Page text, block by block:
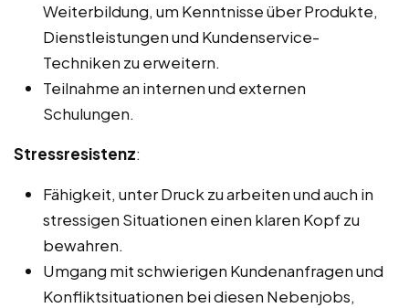
Weiterbildung, um Kenntnisse über Produkte,
Dienstleistungen und Kundenservice-
Techniken zu erweitern.
Teilnahme an internen und externen
Schulungen.
Stressresistenz:
Fähigkeit, unter Druck zu arbeiten und auch in
stressigen Situationen einen klaren Kopf zu
bewahren.
Umgang mit schwierigen Kundenanfragen und
Konfliktsituationen bei diesen Nebenjobs,